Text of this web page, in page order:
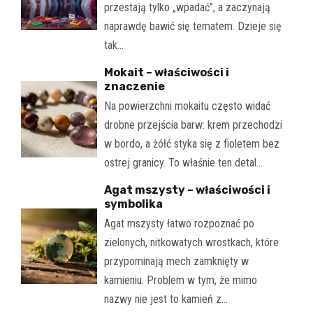
przestają tylko „wpadać”, a zaczynają
naprawdę bawić się tematem. Dzieje się
tak…
Mokait – właściwości i
znaczenie
Na powierzchni mokaitu często widać
drobne przejścia barw: krem przechodzi
w bordo, a żółć styka się z fioletem bez
ostrej granicy. To właśnie ten detal…
Agat mszysty – właściwości i
symbolika
Agat mszysty łatwo rozpoznać po
zielonych, nitkowatych wrostkach, które
przypominają mech zamknięty w
kamieniu. Problem w tym, że mimo
nazwy nie jest to kamień z…